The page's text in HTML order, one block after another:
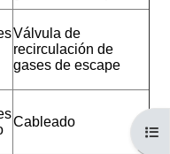
Válvula de
recirculación de
gases de escape
Cableado